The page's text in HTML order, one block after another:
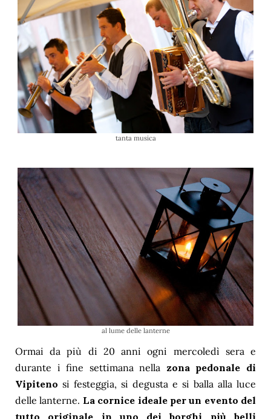
tanta musica
al lume delle lanterne
Ormai da più di 20 anni ogni mercoledì sera e
durante i fine settimana nella zona pedonale di
Vipiteno si festeggia, si degusta e si balla alla luce
delle lanterne. La cornice ideale per un evento del